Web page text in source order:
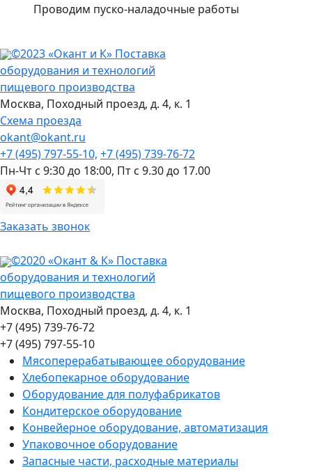
Проводим пуско-наладочные работы
©2023 «Окант и К» Поставка
оборудования и технологий
пищевого производства
Москва, Походный проезд, д. 4, к. 1
Схема проезда
okant@okant.ru
+7 (495) 797-55-10, +7 (495) 739-76-72
Пн-Чт с 9:30 до 18:00, Пт с 9.30 до 17.00
Заказать звонок
©2020 «Окант & К» Поставка
оборудования и технологий
пищевого производства
Москва, Походный проезд, д. 4, к. 1
+7 (495) 739-76-72
+7 (495) 797-55-10
Мясоперерабатывающее оборудование
Хлебопекарное оборудование
Оборудование для полуфабрикатов
Кондитерское оборудование
Конвейерное оборудование, автоматизация
Упаковочное оборудование
Запасные части, расходные материалы